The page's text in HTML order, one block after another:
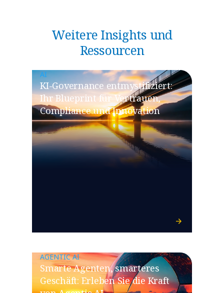
Weitere Insights und
Ressourcen
AI
​​KI-Governance entmystifiziert:
Ihr Blueprint für Vertrauen,
Compliance und Innovation​
AGENTIC AI
​​Smarte Agenten, smarteres
Geschäft: Erleben Sie die Kraft